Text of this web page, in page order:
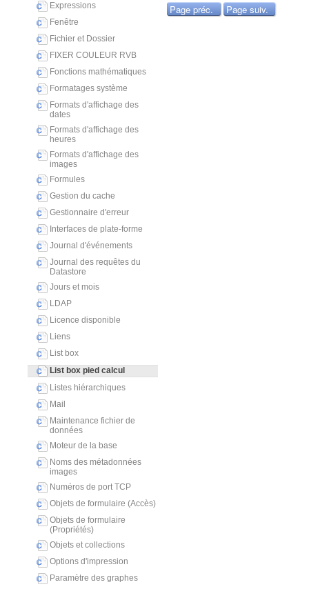
Expressions
Fenêtre
Fichier et Dossier
FIXER COULEUR RVB
Fonctions mathématiques
Formatages système
Formats d'affichage des
dates
Formats d'affichage des
heures
Formats d'affichage des
images
Formules
Gestion du cache
Gestionnaire d'erreur
Interfaces de plate-forme
Journal d'événements
Journal des requêtes du
Datastore
Jours et mois
LDAP
Licence disponible
Liens
List box
List box pied calcul
Listes hiérarchiques
Mail
Maintenance fichier de
données
Moteur de la base
Noms des métadonnées
images
Numéros de port TCP
Objets de formulaire (Accès)
Objets de formulaire
(Propriétés)
Objets et collections
Options d'impression
Paramètre des graphes
Page préc. Page suiv.